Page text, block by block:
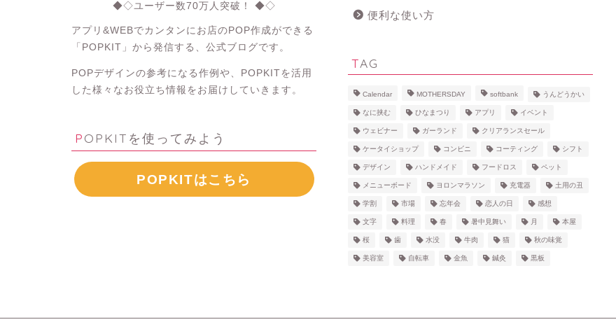
◆◇ユーザー数70万人突破！ ◆◇
アプリ&WEBでカンタンにお店のPOP作成ができる
「POPKIT」から発信する、公式ブログです。
POPデザインの参考になる作例や、POPKITを活用
した様々なお役立ち情報をお届けしていきます。
POPKITを使ってみよう
POPKITはこちら
便利な使い方
TAG
Calendar MOTHERSDAY softbank うんどうかい
なに挟む ひなまつり アプリ イベント
ウェビナー ガーランド クリアランスセール
ケータイショップ コンビニ コーティング シフト
デザイン ハンドメイド フードロス ペット
メニューボード ヨロンマラソン 充電器 土用の丑
学割 市場 忘年会 恋人の日 感想
文字 料理 春 暑中見舞い 月 本屋
桜 歯 水没 牛肉 猫 秋の味覚
美容室 自転車 金魚 鍼灸 黒板